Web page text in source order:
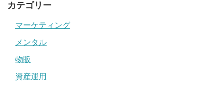
カテゴリー
マーケティング
メンタル
物販
資産運用